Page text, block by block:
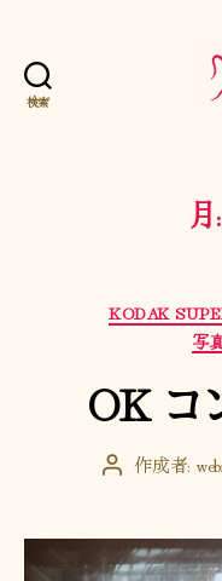
検索
月:
KODAK
写
OK コ
投 作成者: